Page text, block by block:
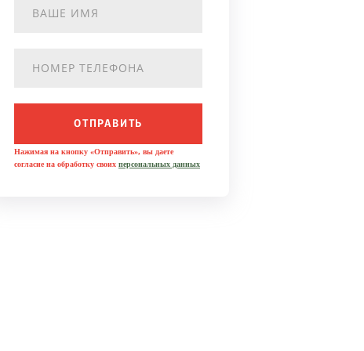
ОТПРАВИТЬ
Нажимая на кнопку «Отправить», вы даете
согласие на обработку своих персональных данных